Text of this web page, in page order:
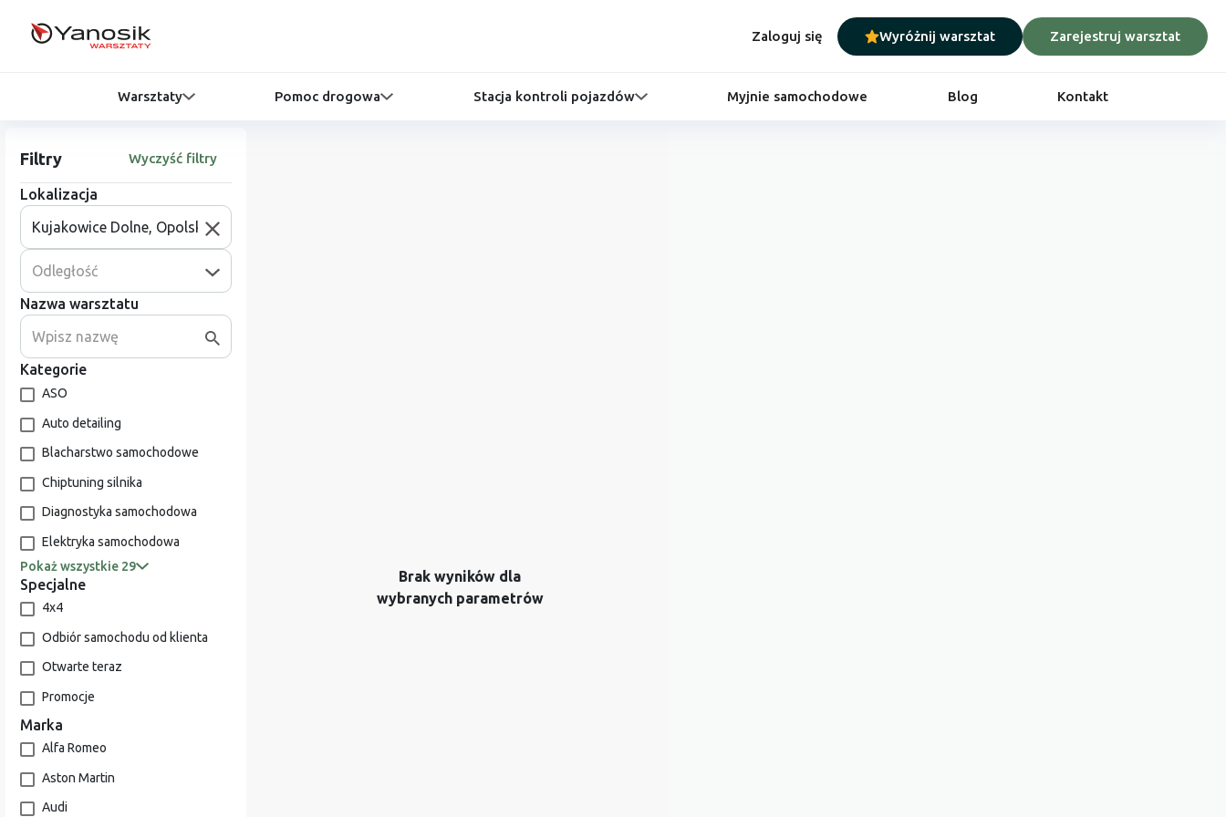
Zaloguj się Wyróżnij warsztat Zarejestruj warsztat
Warsztaty Pomoc drogowa Stacja kontroli pojazdów Myjnie samochodowe Blog Kontakt
Filtry Wyczyść filtry
Lokalizacja
Odległość
Nazwa warsztatu
Kategorie
ASO
Auto detailing
Blacharstwo samochodowe
Chiptuning silnika
Diagnostyka samochodowa
Elektryka samochodowa
Pokaż wszystkie 29
Specjalne
4x4
Odbiór samochodu od klienta
Otwarte teraz
Promocje
Marka
Alfa Romeo
Aston Martin
Audi
Brak wyników dla
wybranych parametrów